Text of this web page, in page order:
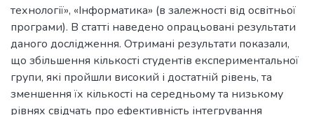
технології», «Інформатика» (в залежності від освітньої
програми). В статті наведено опрацьовані результати
даного дослідження. Отримані результати показали,
що збільшення кількості студентів експериментальної
групи, які пройшли високий і достатній рівень, та
зменшення їх кількості на середньому та низькому
рівнях свідчать про ефективність інтегрування